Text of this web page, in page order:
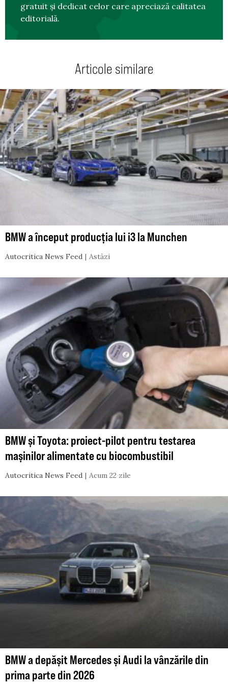
gratuit și dedicat celor care apreciază calitatea
editorială.
Articole similare
BMW a început producția lui i3 la Munchen
Autocritica News Feed Astăzi
BMW și Toyota: proiect-pilot pentru testarea
mașinilor alimentate cu biocombustibil
Autocritica News Feed Acum 22 zile
BMW a depășit Mercedes și Audi la vânzările din
prima parte din 2026